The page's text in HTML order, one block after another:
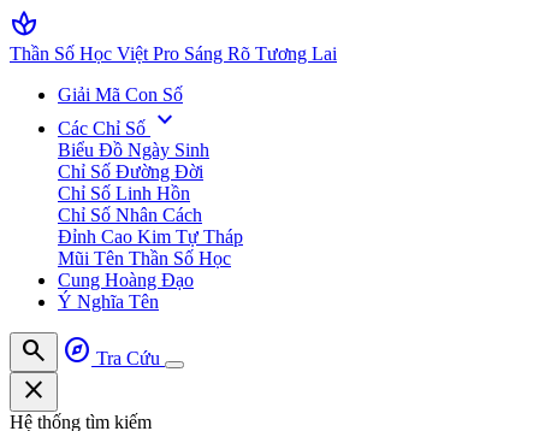
spa
Thần Số Học Việt Pro Sáng Rõ Tương Lai
Giải Mã Con Số
Các Chỉ Số expand_more
Biểu Đồ Ngày Sinh
Chỉ Số Đường Đời
Chỉ Số Linh Hồn
Chỉ Số Nhân Cách
Đỉnh Cao Kim Tự Tháp
Mũi Tên Thần Số Học
Cung Hoàng Đạo
Ý Nghĩa Tên
search explore Tra Cứu
close
Hệ thống tìm kiếm